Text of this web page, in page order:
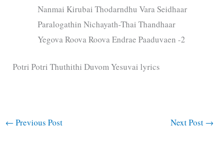
Nanmai Kirubai Thodarndhu Vara Seidhaar
Paralogathin Nichayath-Thai Thandhaar
Yegova Roova Roova Endrae Paaduvaen -2
Potri Potri Thuthithi Duvom Yesuvai lyrics
← Previous Post Next Post →